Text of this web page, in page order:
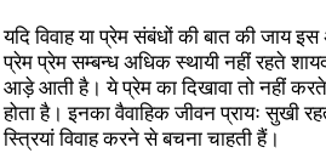
यदि विवाह या प्रेम संबंधों की बात की जाय
प्रेम प्रेम सम्बन्ध अधिक स्थायी नहीं रहते
आड़े आती है। ये प्रेम का दिखावा तो नहीं
होता है। इनका वैवाहिक जीवन प्रायः सुखी
स्त्रियां विवाह करने से बचना चाहती हैं।